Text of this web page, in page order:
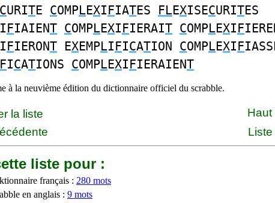
CURITE COMPLEXIFIATES FLEXISECURITES
IFIAIENT COMPLEXIFIERAIT COMPLEXIF
IFIERONT EXEMPLIFICATION COMPLEXIF
FICATIONS COMPLEXIFIERAIENT
à la neuvième édition du dictionnaire officiel du scrabble.
la liste
Haut
liste pour :
français : 280 mots
en anglais : 9 mots